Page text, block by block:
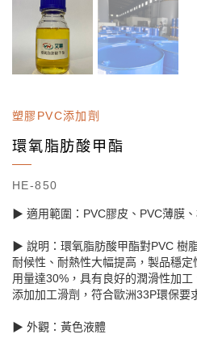
塑膠PVC添加劑
環氧脂肪酸甲酯
HE-850
▶ 適用範圍：PVC膠皮、PVC薄膜
▶ 說明：環氧脂肪酸甲酯對PVC 樹
耐候性、耐熱性大幅提高，製品穩
用量達30%，具有良好的潤滑性加
添加加工滑劑，符合歐洲33P環保要
▶ 外觀：黃色液體